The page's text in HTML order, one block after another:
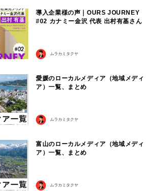
導入企業様の声｜OURS JOURNEY
#02 カナミー金沢 代表 出村有基さん
ムラカミタクヤ
愛媛のローカルメディア（地域メディ
ア）一覧、まとめ
ムラカミタクヤ
富山のローカルメディア（地域メディ
ア）一覧、まとめ
ムラカミタクヤ